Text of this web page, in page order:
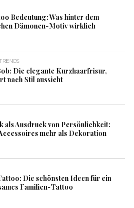
Bedeutung: Was hinter dem
Dämonen-Motiv wirklich
Die elegante Kurzhaarfrisur,
nach Stil aussieht
als Ausdruck von Persönlichkeit:
mehr als Dekoration
Die schönsten Ideen für ein
Familien-Tattoo